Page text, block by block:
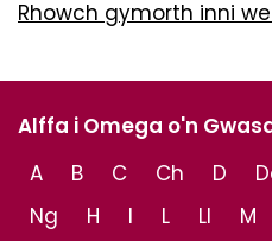
Rhowch gymorth inni
Alffa i Omega o'n
A
B C Ch D
Ng
H I L Ll M